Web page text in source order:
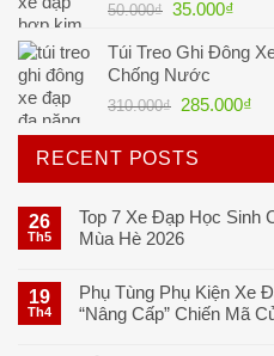
50.000₫ Giá
là:
50.000₫.
35.000₫Giá
tại
Túi Treo Ghi Đông
Chống Nước
310.000₫ Giá
là:
310.000₫.
285.000₫Giá
là:
RECENT POSTS
26
Th5
Top 7 Xe Đạp Học Sinh
Mùa Hè 2026
19
Th4
Phụ Tùng Phụ Kiện Xe
“Nâng Cấp” Chiến Mã